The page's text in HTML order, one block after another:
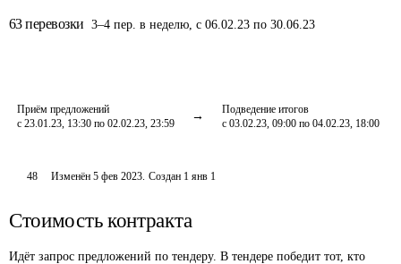
63 перевозки 3–4 пер. в неделю, с 06.02.23 по 30.06.23
Приём предложений
с 23.01.23, 13:30 по 02.02.23, 23:59
Подведение итогов
с 03.02.23, 09:00 по 04.02.23, 18:00
48 Изменён5 фев 2023. Создан 1 янв 1
Стоимость контракта
Идёт запрос предложений по тендеру. В тендере победит тот, кто